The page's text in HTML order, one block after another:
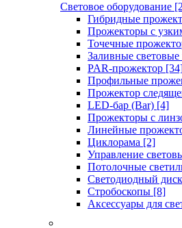
Световое оборудование
Гибридные
Прожекторы с
Точечные
Заливные
PAR-прожектор
Профильные
Прожектор
LED-бар (Bar) [4]
Прожекторы с
Линейные
Циклорама [2]
Управление
Потолочные
Светодиодный
Стробоскопы [8]
Аксессуары для